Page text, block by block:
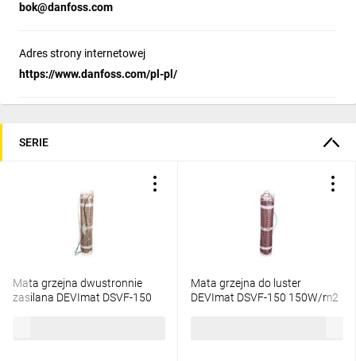
bok@danfoss.com
Adres strony internetowej
https://www.danfoss.com/pl-pl/
SERIE
Mata grzejna dwustronnie
zasilana DEVImat DSVF-150
Mata grzejna do luster
DEVImat DSVF-150 150W/m2